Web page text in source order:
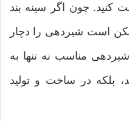
کنید. چون اگر سینه بند
است شیردهی را دچار
مناسب نه تنها به
در ساخت و تولید